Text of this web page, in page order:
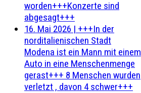
worden+++Konzerte sind
abgesagt+++
16. Mai 2026 | +++In der
norditalienischen Stadt
Modena ist ein Mann mit einem
Auto in eine Menschenmenge
gerast+++ 8 Menschen wurden
verletzt , davon 4 schwer+++